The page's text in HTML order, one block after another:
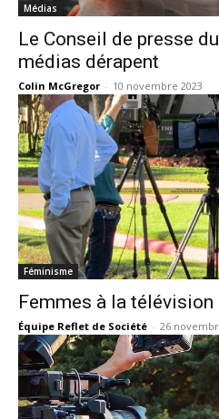
Médias
Le Conseil de presse
médias dérapent
Colin McGregor - 10 novembre 2023
Féminisme
Femmes à la télévision
Équipe Reflet de Société - 26